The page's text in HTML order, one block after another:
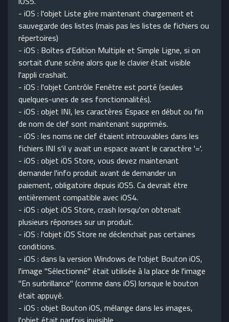
- iOS : l'objet Liste gère maintenant chargement et
sauvegarde des listes (mais pas les listes de fichiers ou
répertoires)
- iOS : Boîtes d'Edition Multiple et Simple Ligne, si on
sortait d'une scène alors que le clavier était visible
l'appli crashait.
- iOS : l'objet Contrôle Fenêtre est porté (seules
quelques-unes de ses fonctionnalités).
- iOS : objet INI, les caractères Espace en début ou fin
de nom de clef sont maintenant supprimés.
- iOS : les noms ne clef étaient introuvables dans les
fichiers INI s'il y avait un espace avant le caractère '='.
- iOS : objet iOS Store, vous devez maintenant
demander l'info produit avant de demander un
paiement, obligatoire depuis iOS5. Ca devrait être
entièrement compatible avec iOS4.
- iOS : objet iOS Store, crash lorsqu'on obtenait
plusieurs réponses sur un produit.
- iOS : l'objet iOS Store ne déclenchait pas certaines
conditions.
- iOS : dans la version Windows de l'objet Bouton iOS,
l'image "Sélectionné" était utilisée à la place de l'image
"En surbrillance" (comme dans iOS) lorsque le bouton
était appuyé.
- iOS : objet Bouton iOS, mélange dans les images,